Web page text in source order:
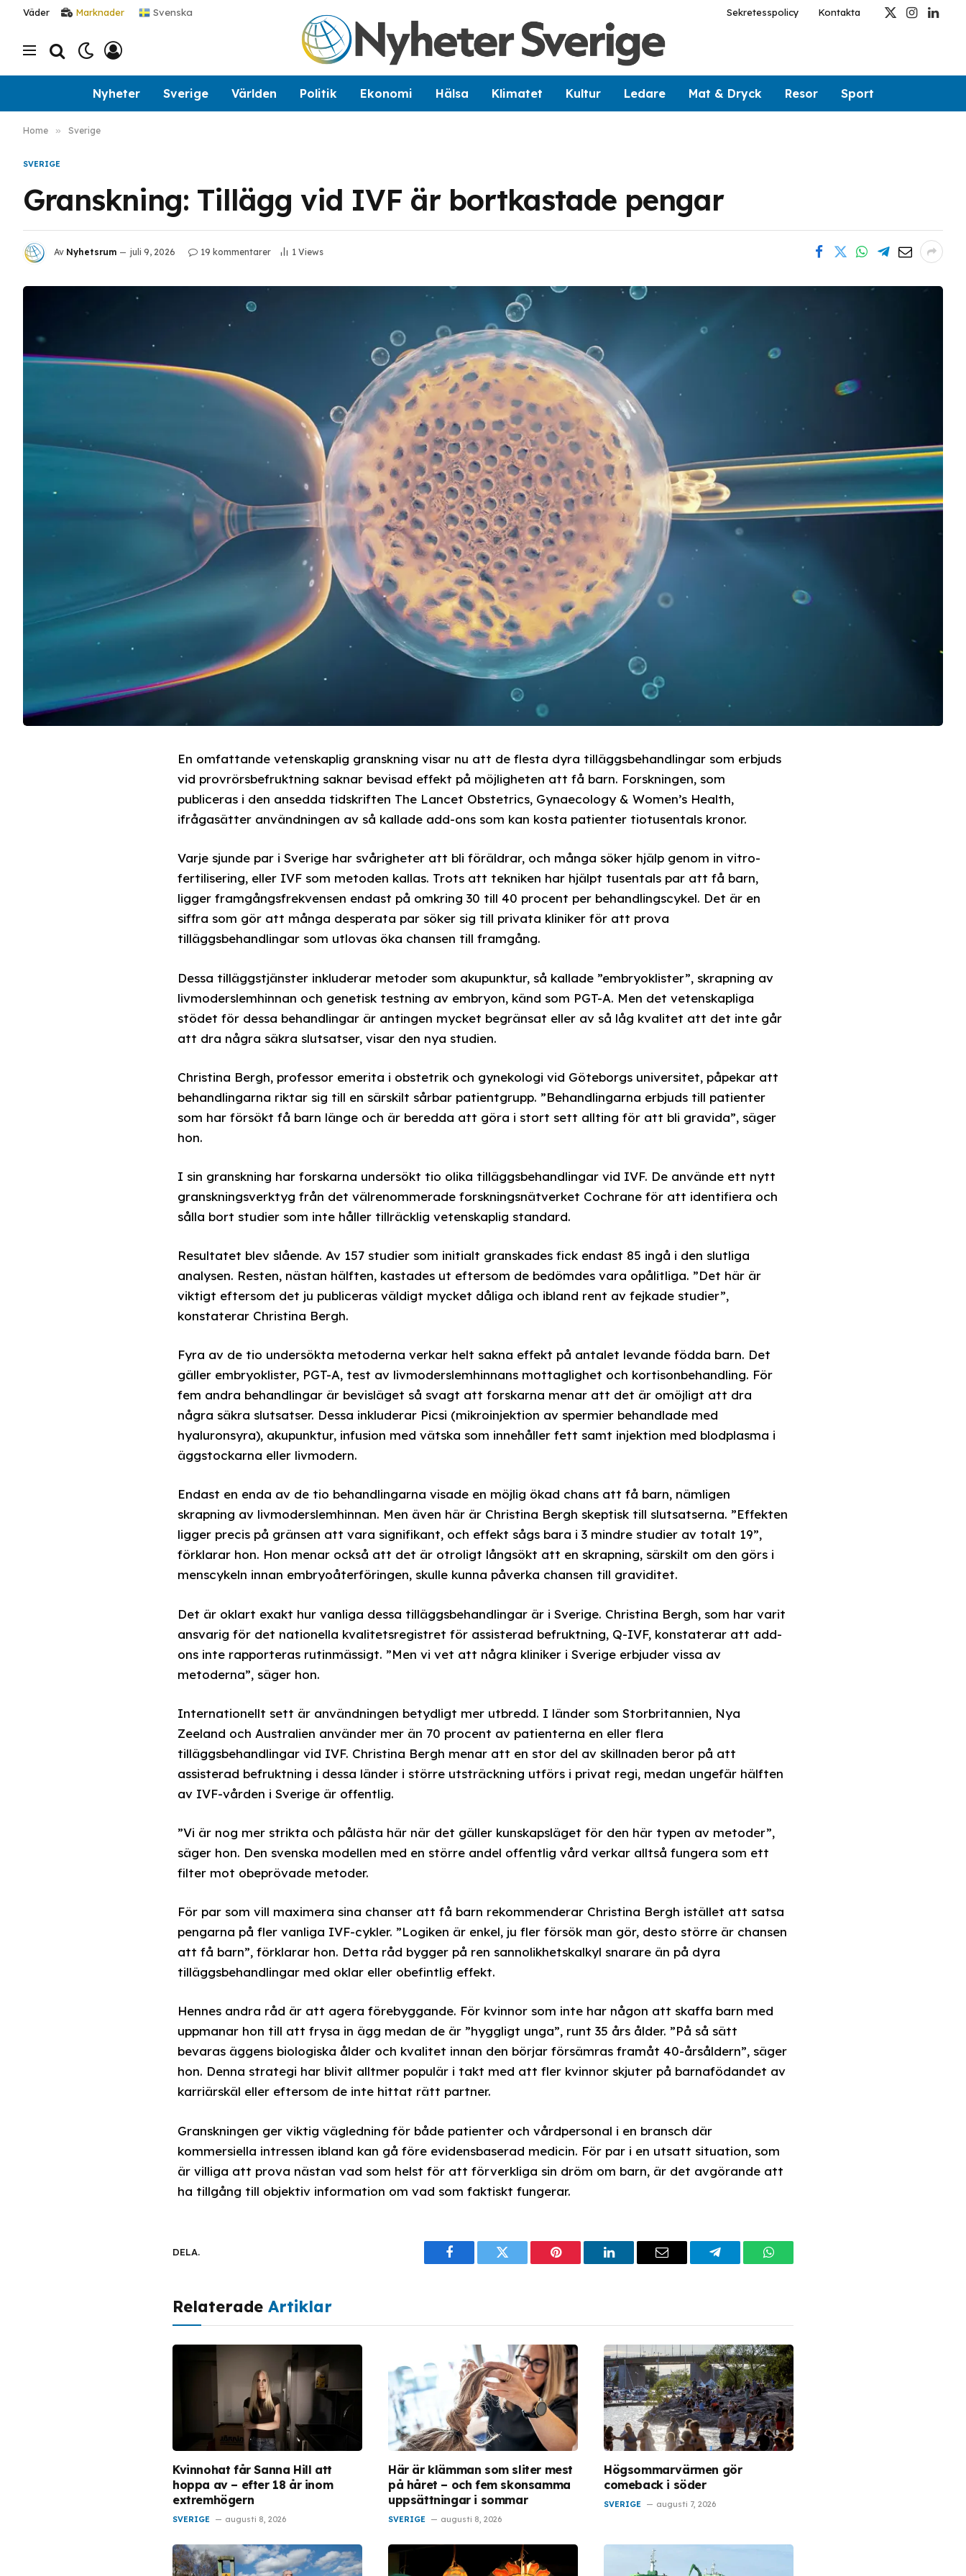
Väder Marknader Svenska Sekretesspolicy Kontakta
X
Instagram
Nyheter Sverige Världen Politik Ekonomi Hälsa Klimatet Kultur Ledare Mat & Dryck Resor Sport
Home » Sverige
SVERIGE
Granskning: Tillägg vid IVF är bortkastade pengar
Av Nyhetsrum juli 9, 2026 19 kommentarer 1 Views
En omfattande vetenskaplig granskning visar nu att de flesta dyra tilläggsbehandlingar som erbjuds
vid provrörsbefruktning saknar bevisad effekt på möjligheten att få barn. Forskningen, som
publiceras i den ansedda tidskriften The Lancet Obstetrics, Gynaecology & Women’s Health,
ifrågasätter användningen av så kallade add-ons som kan kosta patienter tiotusentals kronor.
Varje sjunde par i Sverige har svårigheter att bli föräldrar, och många söker hjälp genom in vitro-
fertilisering, eller IVF som metoden kallas. Trots att tekniken har hjälpt tusentals par att få barn,
ligger framgångsfrekvensen endast på omkring 30 till 40 procent per behandlingscykel. Det är en
siffra som gör att många desperata par söker sig till privata kliniker för att prova
tilläggsbehandlingar som utlovas öka chansen till framgång.
Dessa tilläggstjänster inkluderar metoder som akupunktur, så kallade ”embryoklister”, skrapning av
livmoderslemhinnan och genetisk testning av embryon, känd som PGT-A. Men det vetenskapliga
stödet för dessa behandlingar är antingen mycket begränsat eller av så låg kvalitet att det inte går
att dra några säkra slutsatser, visar den nya studien.
Christina Bergh, professor emerita i obstetrik och gynekologi vid Göteborgs universitet, påpekar att
behandlingarna riktar sig till en särskilt sårbar patientgrupp. ”Behandlingarna erbjuds till patienter
som har försökt få barn länge och är beredda att göra i stort sett allting för att bli gravida”, säger
hon.
I sin granskning har forskarna undersökt tio olika tilläggsbehandlingar vid IVF. De använde ett nytt
granskningsverktyg från det välrenommerade forskningsnätverket Cochrane för att identifiera och
sålla bort studier som inte håller tillräcklig vetenskaplig standard.
Resultatet blev slående. Av 157 studier som initialt granskades fick endast 85 ingå i den slutliga
analysen. Resten, nästan hälften, kastades ut eftersom de bedömdes vara opålitliga. ”Det här är
viktigt eftersom det ju publiceras väldigt mycket dåliga och ibland rent av fejkade studier”,
konstaterar Christina Bergh.
Fyra av de tio undersökta metoderna verkar helt sakna effekt på antalet levande födda barn. Det
gäller embryoklister, PGT-A, test av livmoderslemhinnans mottaglighet och kortisonbehandling. För
fem andra behandlingar är bevisläget så svagt att forskarna menar att det är omöjligt att dra
några säkra slutsatser. Dessa inkluderar Picsi (mikroinjektion av spermier behandlade med
hyaluronsyra), akupunktur, infusion med vätska som innehåller fett samt injektion med blodplasma i
äggstockarna eller livmodern.
Endast en enda av de tio behandlingarna visade en möjlig ökad chans att få barn, nämligen
skrapning av livmoderslemhinnan. Men även här är Christina Bergh skeptisk till slutsatserna. ”Effekten
ligger precis på gränsen att vara signifikant, och effekt sågs bara i 3 mindre studier av totalt 19”,
förklarar hon. Hon menar också att det är otroligt långsökt att en skrapning, särskilt om den görs i
menscykeln innan embryoåterföringen, skulle kunna påverka chansen till graviditet.
Det är oklart exakt hur vanliga dessa tilläggsbehandlingar är i Sverige. Christina Bergh, som har varit
ansvarig för det nationella kvalitetsregistret för assisterad befruktning, Q-IVF, konstaterar att add-
ons inte rapporteras rutinmässigt. ”Men vi vet att några kliniker i Sverige erbjuder vissa av
metoderna”, säger hon.
Internationellt sett är användningen betydligt mer utbredd. I länder som Storbritannien, Nya
Zeeland och Australien använder mer än 70 procent av patienterna en eller flera
tilläggsbehandlingar vid IVF. Christina Bergh menar att en stor del av skillnaden beror på att
assisterad befruktning i dessa länder i större utsträckning utförs i privat regi, medan ungefär hälften
av IVF-vården i Sverige är offentlig.
”Vi är nog mer strikta och pålästa här när det gäller kunskapsläget för den här typen av metoder”,
säger hon. Den svenska modellen med en större andel offentlig vård verkar alltså fungera som ett
filter mot obeprövade metoder.
För par som vill maximera sina chanser att få barn rekommenderar Christina Bergh istället att satsa
pengarna på fler vanliga IVF-cykler. ”Logiken är enkel, ju fler försök man gör, desto större är chansen
att få barn”, förklarar hon. Detta råd bygger på ren sannolikhetskalkyl snarare än på dyra
tilläggsbehandlingar med oklar eller obefintlig effekt.
Hennes andra råd är att agera förebyggande. För kvinnor som inte har någon att skaffa barn med
uppmanar hon till att frysa in ägg medan de är ”hyggligt unga”, runt 35 års ålder. ”På så sätt
bevaras äggens biologiska ålder och kvalitet innan den börjar försämras framåt 40-årsåldern”, säger
hon. Denna strategi har blivit alltmer populär i takt med att fler kvinnor skjuter på barnafödandet av
karriärskäl eller eftersom de inte hittat rätt partner.
Granskningen ger viktig vägledning för både patienter och vårdpersonal i en bransch där
kommersiella intressen ibland kan gå före evidensbaserad medicin. För par i en utsatt situation, som
är villiga att prova nästan vad som helst för att förverkliga sin dröm om barn, är det avgörande att
ha tillgång till objektiv information om vad som faktiskt fungerar.
DELA.
FacebookTwitter PinterestLinkedInEmail TelegramWhatsApp
Relaterade Artiklar
Kvinnohat får Sanna Hill att
hoppa av – efter 18 år inom
extremhögern
SVERIGE augusti 8, 2026
Här är klämman som sliter mest
på håret – och fem skonsamma
uppsättningar i sommar
SVERIGE augusti 8, 2026
Högsommarvärmen gör
comeback i söder
SVERIGE augusti 7, 2026